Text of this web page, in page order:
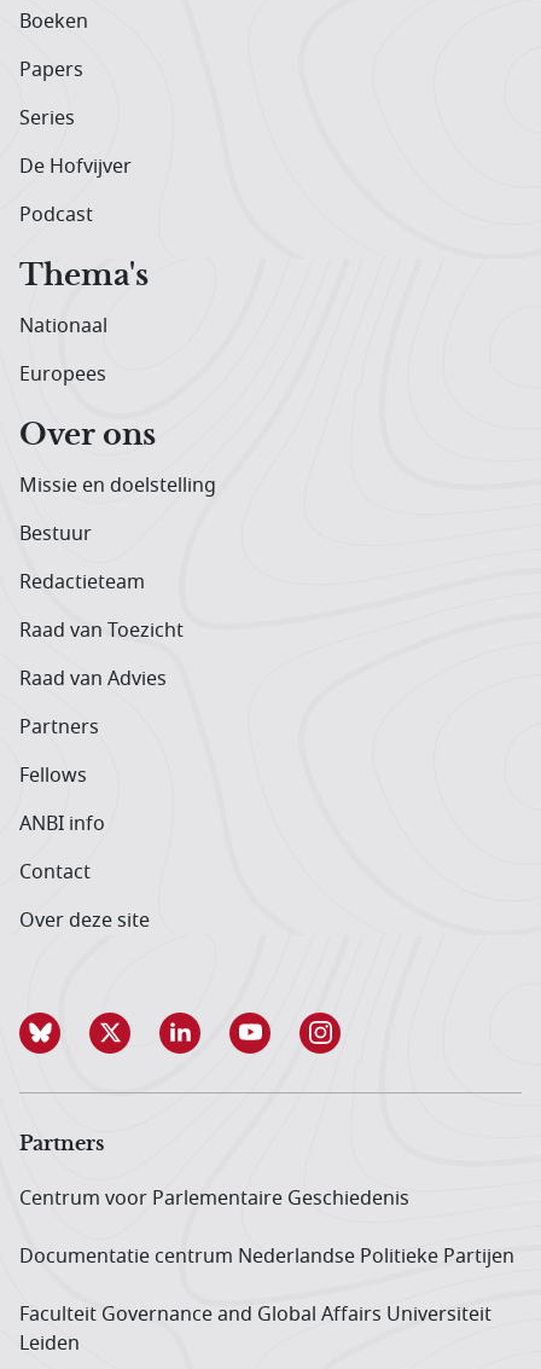
Boeken
Papers
Series
De Hofvijver
Podcast
Thema's
Nationaal
Europees
Over ons
Missie en doelstelling
Bestuur
Redactieteam
Raad van Toezicht
Raad van Advies
Partners
Fellows
ANBI info
Contact
Over deze site
Partners
Centrum voor Parlementaire Geschiedenis
Documentatie centrum Neder­landse Politieke Partijen
Faculteit Governance and Global Affairs Universiteit
Leiden